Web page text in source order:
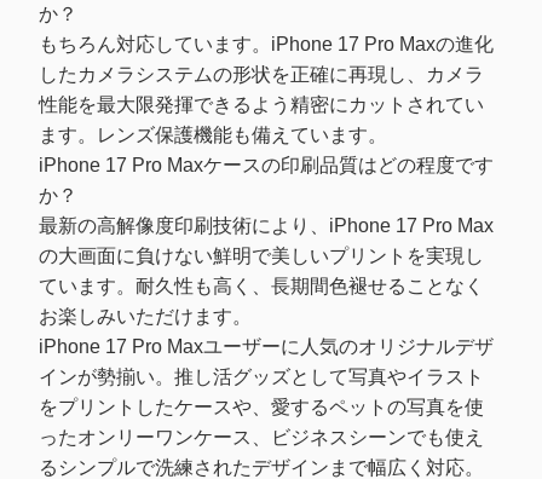
か？
もちろん対応しています。iPhone 17 Pro Maxの進化
したカメラシステムの形状を正確に再現し、カメラ
性能を最大限発揮できるよう精密にカットされてい
ます。レンズ保護機能も備えています。
iPhone 17 Pro Maxケースの印刷品質はどの程度です
か？
最新の高解像度印刷技術により、iPhone 17 Pro Max
の大画面に負けない鮮明で美しいプリントを実現し
ています。耐久性も高く、長期間色褪せることなく
お楽しみいただけます。
iPhone 17 Pro Maxユーザーに人気のオリジナルデザ
インが勢揃い。推し活グッズとして写真やイラスト
をプリントしたケースや、愛するペットの写真を使
ったオンリーワンケース、ビジネスシーンでも使え
るシンプルで洗練されたデザインまで幅広く対応。